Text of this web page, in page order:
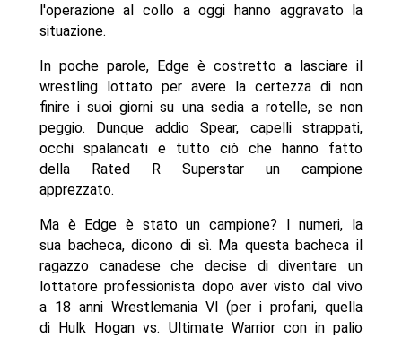
l'operazione al collo a oggi hanno aggravato la
situazione.
In poche parole, Edge è costretto a lasciare il
wrestling lottato per avere la certezza di non
finire i suoi giorni su una sedia a rotelle, se non
peggio. Dunque addio Spear, capelli strappati,
occhi spalancati e tutto ciò che hanno fatto
della Rated R Superstar un campione
apprezzato.
Ma è Edge è stato un campione? I numeri, la
sua bacheca, dicono di sì. Ma questa bacheca il
ragazzo canadese che decise di diventare un
lottatore professionista dopo aver visto dal vivo
a 18 anni Wrestlemania VI (per i profani, quella
di Hulk Hogan vs. Ultimate Warrior con in palio